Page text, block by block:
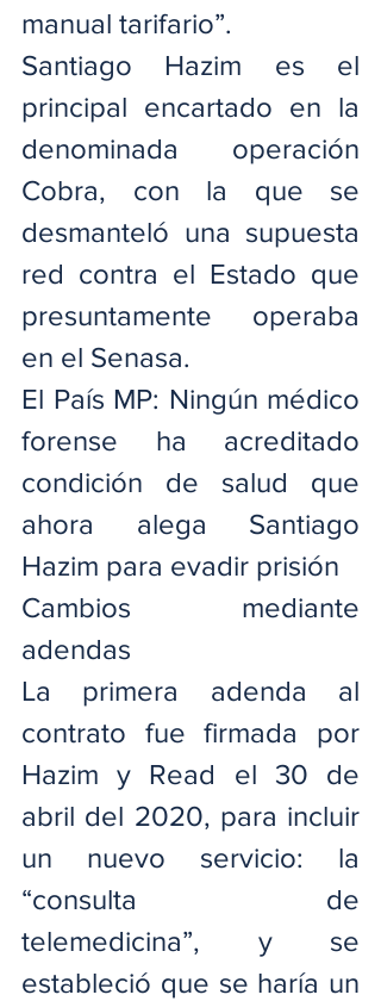
manual tarifario”.
Santiago Hazim es el
principal encartado en la
denominada operación
Cobra, con la que se
desmanteló una supuesta
red contra el Estado que
presuntamente operaba
en el Senasa.
El País MP: Ningún médico
forense ha acreditado
condición de salud que
ahora alega Santiago
Hazim para evadir prisión
Cambios mediante
adendas
La primera adenda al
contrato fue firmada por
Hazim y Read el 30 de
abril del 2020, para incluir
un nuevo servicio: la
“consulta de
telemedicina”, y se
estableció que se haría un